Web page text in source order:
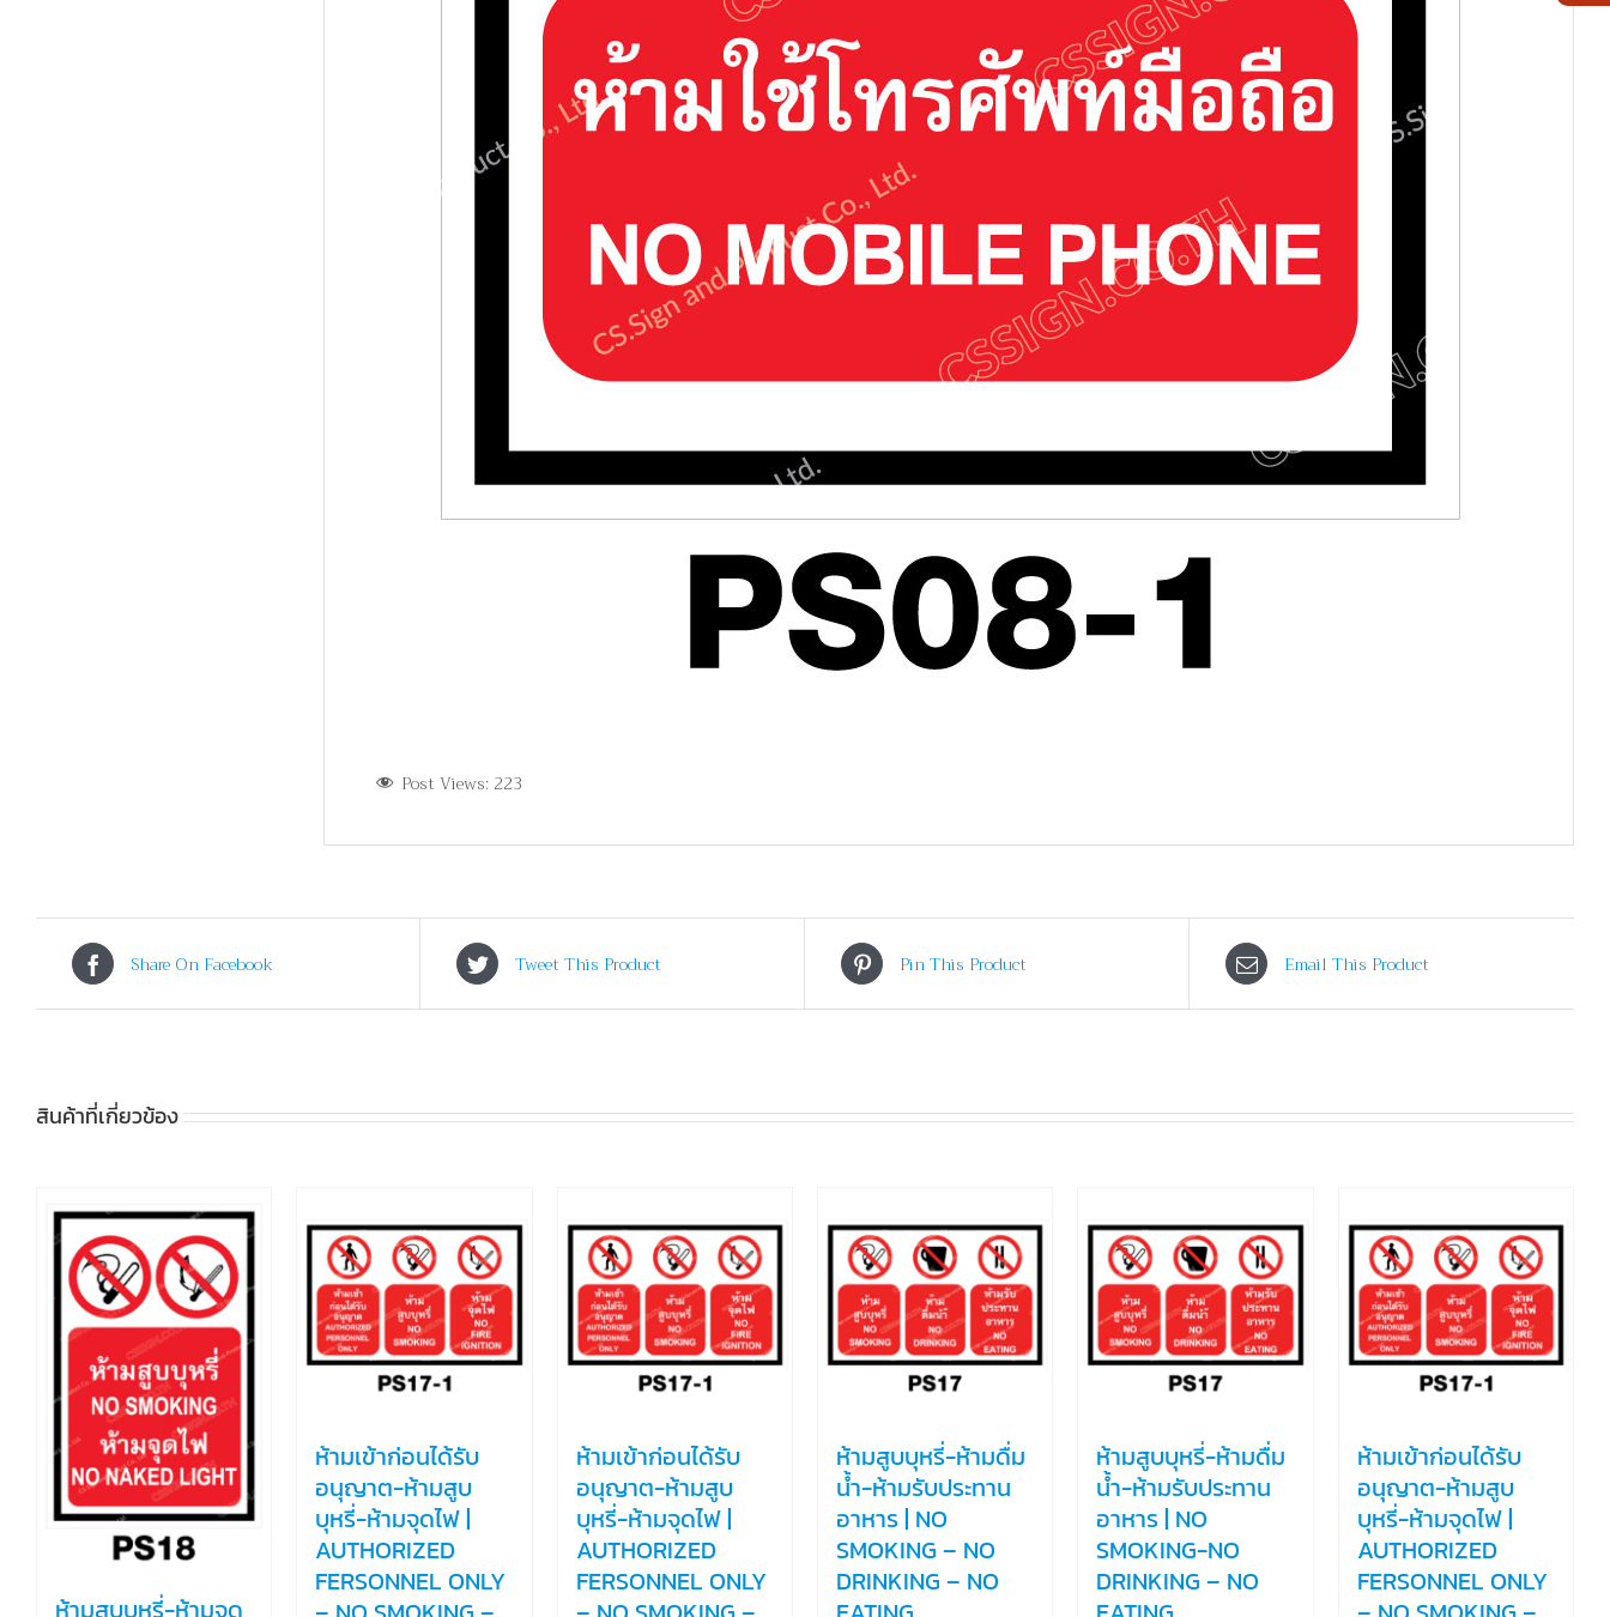
Post Views: 223
Share On Facebook Tweet This Product Pin This Product Email This Product
สินค้าที่เกี่ยวข้อง
ห้ามสูบบุหรี่-ห้ามจุด
ห้ามเข้าก่อนได้รับ
อนุญาต-ห้ามสูบ
บุหรี่-ห้ามจุดไฟ |
AUTHORIZED
FERSONNEL ONLY
ห้ามเข้าก่อนได้รับ
อนุญาต-ห้ามสูบ
บุหรี่-ห้ามจุดไฟ |
AUTHORIZED
FERSONNEL ONLY
ห้ามสูบบุหรี่-ห้ามดื่ม
น้ำ-ห้ามรับประทาน
อาหาร | NO
SMOKING – NO
DRINKING – NO
ห้ามสูบบุหรี่-ห้ามดื่ม
น้ำ-ห้ามรับประทาน
อาหาร | NO
SMOKING-NO
DRINKING – NO
ห้ามเข้าก่อนได้รับ
อนุญาต-ห้ามสูบ
บุหรี่-ห้ามจุดไฟ |
AUTHORIZED
FERSONNEL ONLY